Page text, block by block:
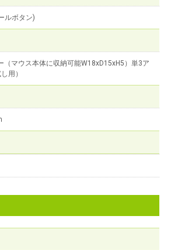
ルボタン)
（マウス本体に収納可能W18xD15xH5）単3ア
用）